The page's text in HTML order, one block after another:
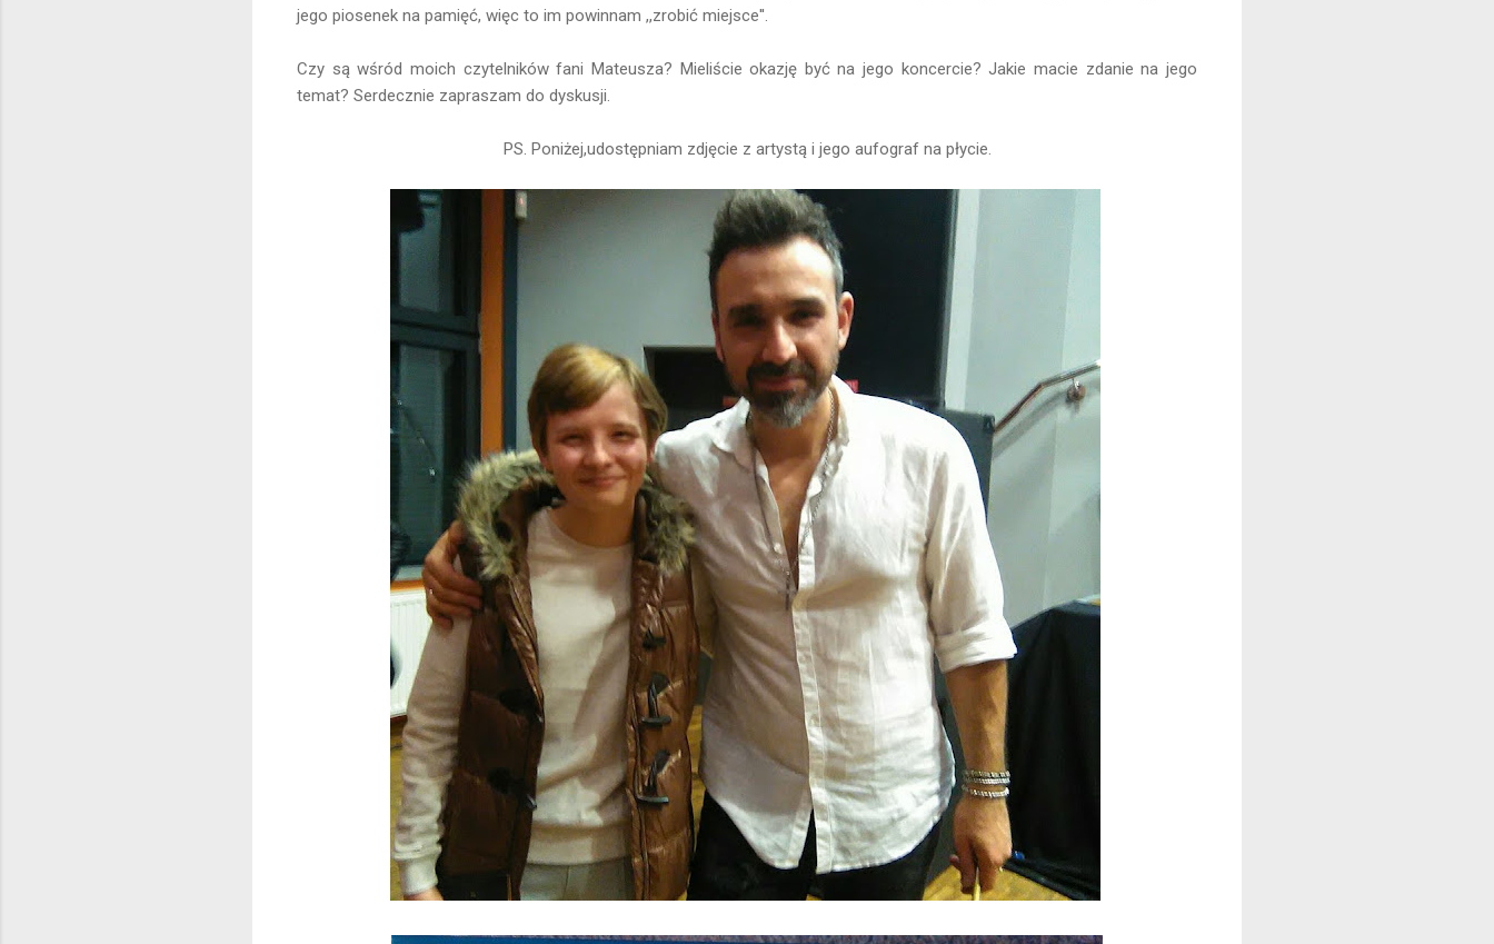
jego piosenek na pamięć, więc to im powinnam ,,zrobić miejsce''.
Czy są wśród moich czytelników fani Mateusza? Mieliście okazję być na jego koncercie? Jakie macie zdanie na jego
temat? Serdecznie zapraszam do dyskusji.
PS. Poniżej,udostępniam zdjęcie z artystą i jego aufograf na płycie.